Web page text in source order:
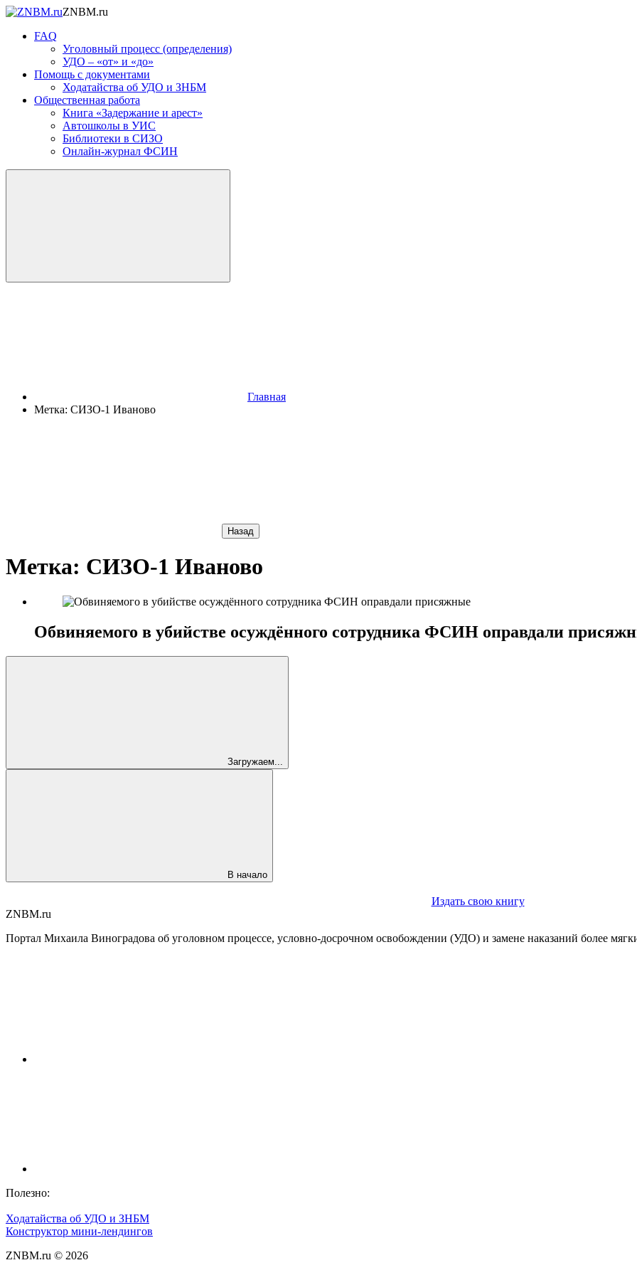
ZNBM.ru
FAQ
Уголовный процесс (определения)
УДО – «от» и «до»
Помощь с документами
Ходатайства об УДО и ЗНБМ
Общественная работа
Книга «Задержание и арест»
Автошколы в УИС
Библиотеки в СИЗО
Онлайн-журнал ФСИН
Главная
Метка: СИЗО-1 Иваново
Назад
Метка: СИЗО-1 Иваново
Обвиняемого в убийстве осуждённого сотрудника ФСИН оправдали
Загружаем...
В начало
Издать свою книгу
ZNBM.ru
Портал Михаила Виноградова об уголовном процессе, условно-досрочном освобождении (УДО) и замене наказаний более
Полезно:
Ходатайства об УДО и ЗНБМ
Конструктор мини-лендингов
ZNBM.ru © 2026